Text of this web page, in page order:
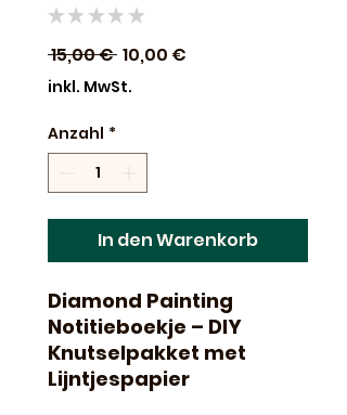
★ ★ ★ ★ ★
15,00 € Standardpreis
10,00 €
inkl. MwSt.
Anzahl *
In den Warenkorb
Diamond Painting
Notitieboekje – DIY
Knutselpakket met
Lijntjespapier